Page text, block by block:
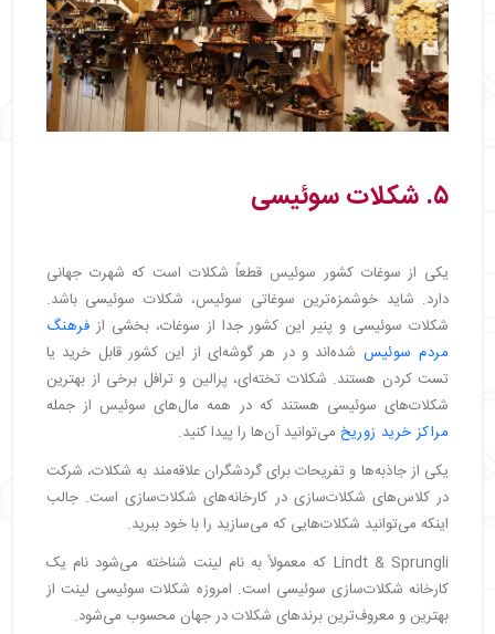
۵. شکلات سوئیسی
یکی از سوغات کشور سوئیس قطعاً شکلات است که شهرت جهانی
دارد. شاید خوشمزه‌ترین سوغاتی سوئیس، شکلات سوئیسی باشد.
شکلات سوئیسی و پنیر این کشور جدا از سوغات، بخشی ازفرهنگ
مردم سوئیس شده‌اند و در هر گوشه‌ای از این کشور قابل خرید یا
تست کردن هستند. شکلات تخته‌ای، پرالین و ترافل برخی از بهترین
شکلات‌های سوئیسی هستند که در همه مال‌های سوئیس از جمله
مراکز خرید زوریخ می‌توانید آن‌ها را پیدا کنید.
یکی از جاذبه‌ها و تفریحات برای گردشگران علاقه‌مند به شکلات، شرکت
در کلاس‌های شکلات‌سازی در کارخانه‌های شکلات‌سازی است. جالب
اینکه می‌توانید شکلات‌هایی که می‌سازید را با خود ببرید.
Lindt & Sprungli که معمولاً به نام لینت شناخته می‌شود نام یک
کارخانه شکلات‌سازی سوئیسی است. امروزه شکلات سوئیسی لینت از
بهترین و معروف‌ترین برندهای شکلات در جهان محسوب می‌شود.